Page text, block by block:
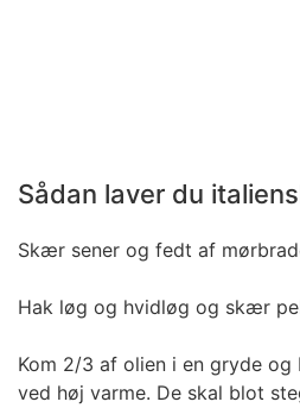
Sådan laver du
Skær sener og fedt af
Hak løg og hvidløg og skær
Kom 2/3 af olien i en gryde
ved høj varme. De skal blot